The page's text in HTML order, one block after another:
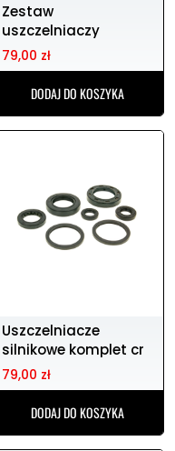
Zestaw
uszczelniaczy
silnikowych yfz450
04-13
79,00 zł
DODAJ DO KOSZYKA
Uszczelniacze
silnikowe komplet cr
85 03-04
79,00 zł
DODAJ DO KOSZYKA